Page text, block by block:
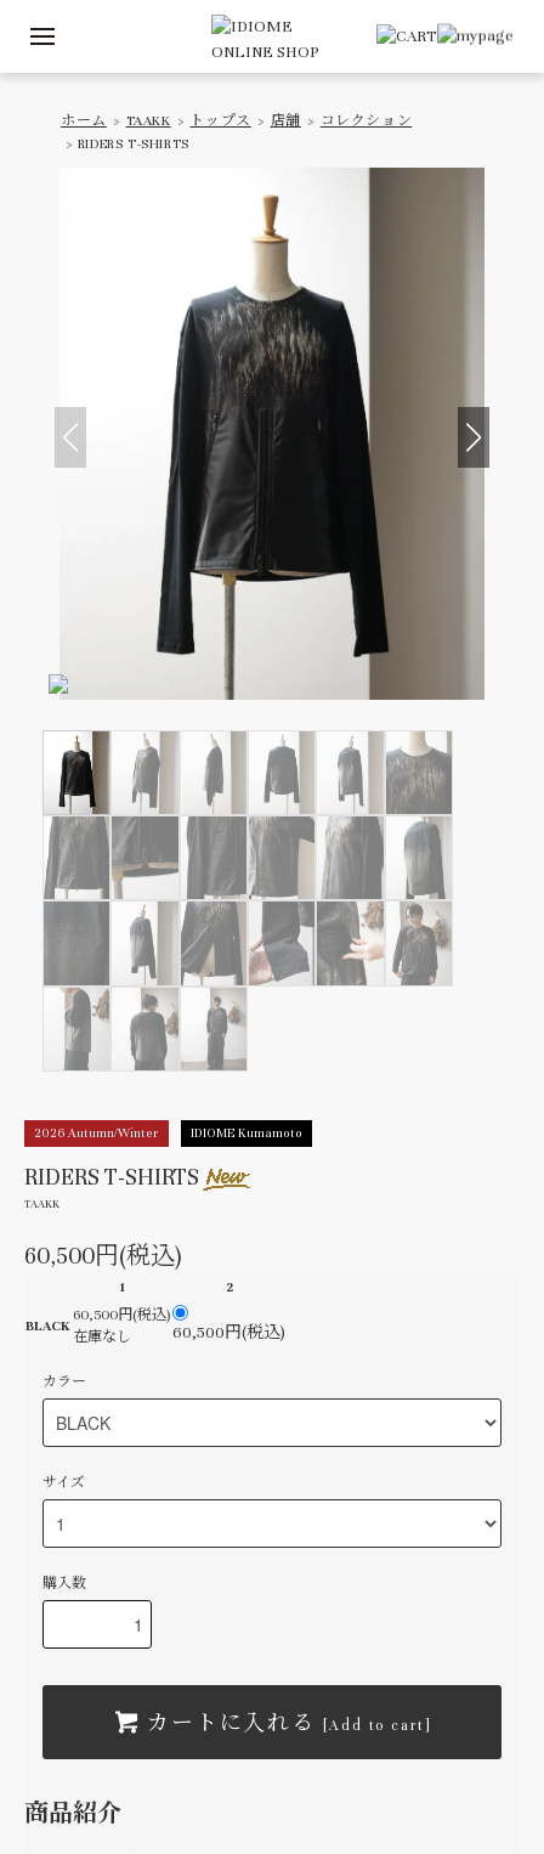
ホーム > TAAKK > トップス > 店舗 > コレクション
> RIDERS T-SHIRTS
2026 Autumn/Winter IDIOME Kumamoto
RIDERS T-SHIRTS
TAAKK
60,500円(税込)
1 2
BLACK
60,500円(税込)
在庫なし
60,500円(税込)
カラー
サイズ
購入数
カートに入れる [Add to cart]
商品紹介